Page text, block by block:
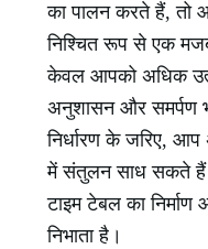
का पालन करते हैं, तो
निश्चित रूप से एक
केवल आपको अधिक
अनुशासन और समर्पण
निर्धारण के जरिए,
में संतुलन साध सकते
टाइम टेबल का
निभाता है।